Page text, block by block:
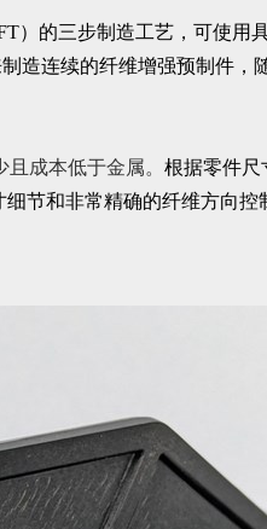
）的三步制造工艺，可使
造连续的纤维增强预制件，
成本低于金属。 根据零件尺
节和非常精确的纤维方向